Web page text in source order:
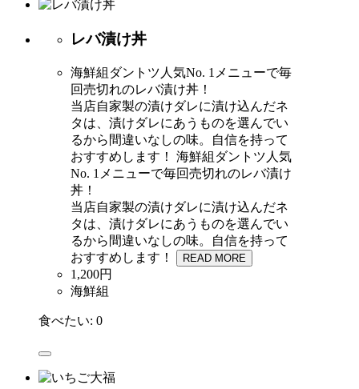
レバ漬け丼
海鮮組ダントツ人気No. 1メニューで毎
回売切れのレバ漬け丼！
当店自家製の漬けダレに漬け込んだネ
タは、漬けダレにあうものを選んでい
るから間違いなしの味。自信を持って
おすすめします！
海鮮組ダントツ人気
No. 1メニューで毎回売切れのレバ漬け
丼！
当店自家製の漬けダレに漬け込んだネ
タは、漬けダレにあうものを選んでい
るから間違いなしの味。自信を持って
おすすめします！
READ MORE
1,200円
海鮮組
食べたい: 0